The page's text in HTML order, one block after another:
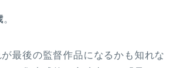
。
最後の監督作品になるかも知れな